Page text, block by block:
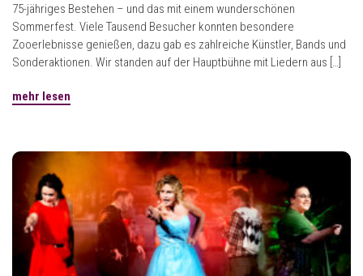
75-jähriges Bestehen – und das mit einem wunderschönen
Sommerfest. Viele Tausend Besucher konnten besondere
Zooerlebnisse genießen, dazu gab es zahlreiche Künstler, Bands und
Sonderaktionen. Wir standen auf der Hauptbühne mit Liedern aus […]
mehr lesen